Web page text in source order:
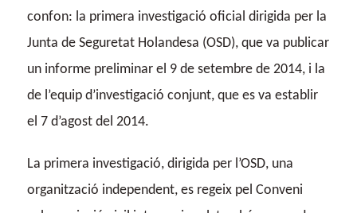
confon: la primera investigació oficial dirigida per la
Junta de Seguretat Holandesa (OSD), que va publicar
un informe preliminar el 9 de setembre de 2014, i la
de l’equip d’investigació conjunt, que es va establir
el 7 d’agost del 2014.
La primera investigació, dirigida per l’OSD, una
organització independent, es regeix pel Conveni